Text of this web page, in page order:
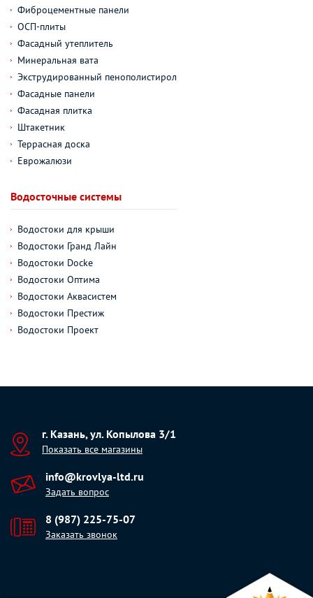
Фиброцементные панели
ОСП-плиты
Фасадный утеплитель
Минеральная вата
Экструдированный пенополистирол
Фасадные панели
Фасадная плитка
Штакетник
Террасная доска
Еврожалюзи
Водосточные системы
Водостоки для крыши
Водостоки Гранд Лайн
Водостоки Docke
Водостоки Оптима
Водостоки Аквасистем
Водостоки Престиж
Водостоки Проект
г. Казань, ул. Копылова 3/1
Показать все магазины
info@krovlya-ltd.ru
Задать вопрос
8 (987) 225-75-07
Заказать звонок